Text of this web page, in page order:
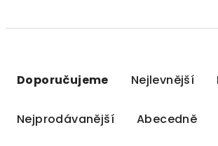
Doporučujeme Nejlevnější
Nejprodávanější Abecedně